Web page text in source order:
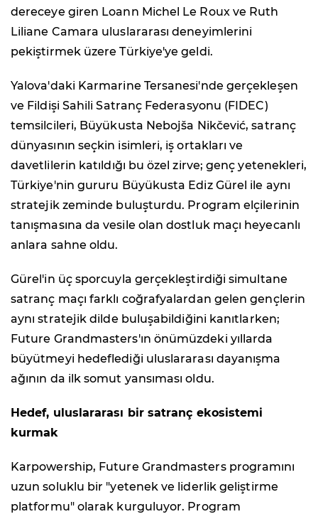
dereceye giren Loann Michel Le Roux ve Ruth
Liliane Camara uluslararası deneyimlerini
pekiştirmek üzere Türkiye'ye geldi.
Yalova'daki Karmarine Tersanesi'nde gerçekleşen
ve Fildişi Sahili Satranç Federasyonu (FIDEC)
temsilcileri, Büyükusta Nebojša Nikčević, satranç
dünyasının seçkin isimleri, iş ortakları ve
davetlilerin katıldığı bu özel zirve; genç yetenekleri,
Türkiye'nin gururu Büyükusta Ediz Gürel ile aynı
stratejik zeminde buluşturdu. Program elçilerinin
tanışmasına da vesile olan dostluk maçı heyecanlı
anlara sahne oldu.
Gürel'in üç sporcuyla gerçekleştirdiği simultane
satranç maçı farklı coğrafyalardan gelen gençlerin
aynı stratejik dilde buluşabildiğini kanıtlarken;
Future Grandmasters'ın önümüzdeki yıllarda
büyütmeyi hedeflediği uluslararası dayanışma
ağının da ilk somut yansıması oldu.
Hedef, uluslararası bir satranç ekosistemi
kurmak
Karpowership, Future Grandmasters programını
uzun soluklu bir "yetenek ve liderlik geliştirme
platformu" olarak kurguluyor. Program